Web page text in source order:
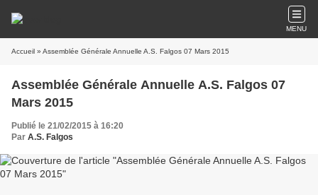
MENU
Accueil » Assemblée Générale Annuelle A.S. Falgos 07 Mars 2015
Assemblée Générale Annuelle A.S. Falgos 07
Mars 2015
Publié le 21/02/2015 à 16:20
Par A.S. Falgos